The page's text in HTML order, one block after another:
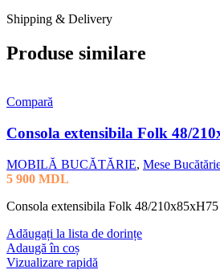
Shipping & Delivery
Produse similare
Compară
Consola extensibila Folk 48/
MOBILĂ BUCĂTĂRIE, Mese
5 900 MDL
Consola extensibila Folk 48/210x85xH75
Adăugați la lista de dorințe
Adaugă în coș
Vizualizare rapidă